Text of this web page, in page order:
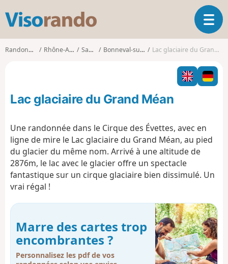
s
o
o
O
u
i
r
l
i
t
n
Randonnées Rhône-Alpes Savoie Bonneval-sur-Arc Lac glaciaire du Grand Méan
Lac glaciaire du Grand Méan
Une randonnée dans le Cirque des Évettes, avec en
ligne de mire le Lac glaciaire du Grand Méan, au pied
du glacier du même nom. Arrivé à une altitude de
2876m, le lac avec le glacier offre un spectacle
fantastique sur un cirque glaciaire bien dissimulé. Un
vrai régal !
Marre des cartes trop
encombrantes ?
Personnalisez les pdf de vos